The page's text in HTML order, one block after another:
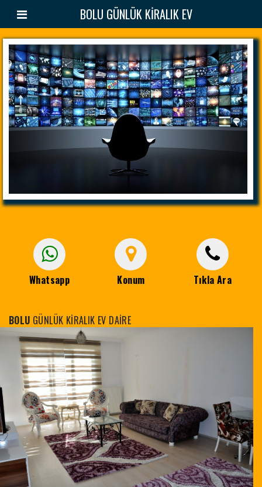
BOLU GÜNLÜK KİRALIK EV
Whatsapp Konum Tıkla Ara
BOLU GÜNLÜK KİRALIK EV DAİRE